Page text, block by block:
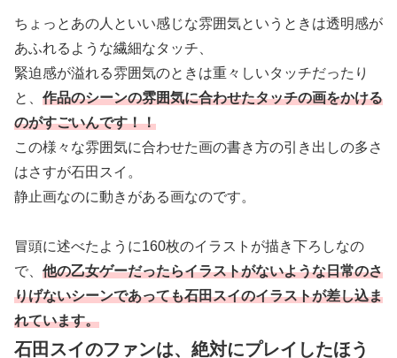
ちょっとあの人といい感じな雰囲気というときは透明感が
あふれるような繊細なタッチ、
緊迫感が溢れる雰囲気のときは重々しいタッチだったり
と、 作品のシーンの雰囲気に合わせたタッチの画をかける
のがすごいんです！！
この様々な雰囲気に合わせた画の書き方の引き出しの多さ
はさすが石田スイ。
静止画なのに動きがある画なのです。
冒頭に述べたように160枚のイラストが描き下ろしなの
で、 他の乙女ゲーだったらイラストがないような日常のさ
りげないシーンであっても石田スイのイラストが差し込ま
れています。
石田スイのファンは、絶対にプレイしたほう